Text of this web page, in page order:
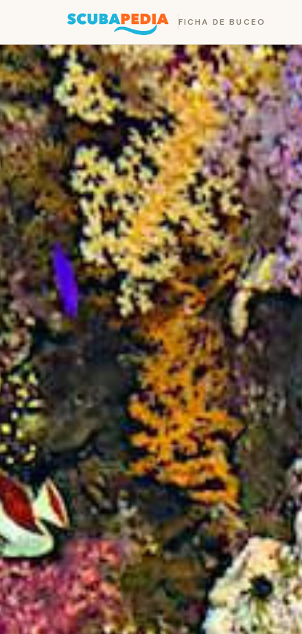
FICHA DE BUCEO